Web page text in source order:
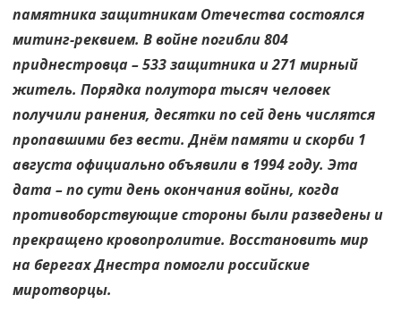
памятника защитникам Отечества состоялся
митинг-реквием. В войне погибли 804
приднестровца – 533 защитника и 271 мирный
житель. Порядка полутора тысяч человек
получили ранения, десятки по сей день числятся
пропавшими без вести. Днём памяти и скорби 1
августа официально объявили в 1994 году. Эта
дата – по сути день окончания войны, когда
противоборствующие стороны были разведены и
прекращено кровопролитие. Восстановить мир
на берегах Днестра помогли российские
миротворцы.